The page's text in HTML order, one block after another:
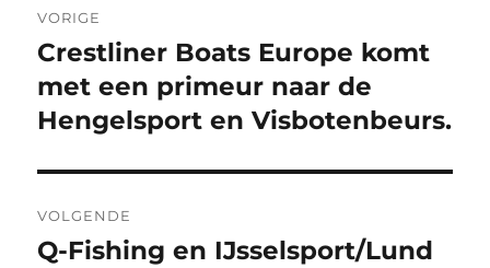
navigatie
VORIGE
Vorig
bericht:
Crestliner Boats Europe komt
met een primeur naar de
Hengelsport en Visbotenbeurs.
VOLGENDE
Volgend
Q-Fishing en IJsselsport/Lund